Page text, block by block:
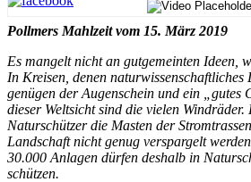
Pollmers Mahlzeit vom 15. März 2019
Es mangelt nicht an gutgemeinten Ideen,
In Kreisen, denen naturwissenschaftliches
genügen der Augenschein und ein „gutes
dieser Weltsicht sind die vielen
Naturschützer die Masten der
Landschaft nicht genug verspargelt
30.000 Anlagen dürfen deshalb in
schützen.